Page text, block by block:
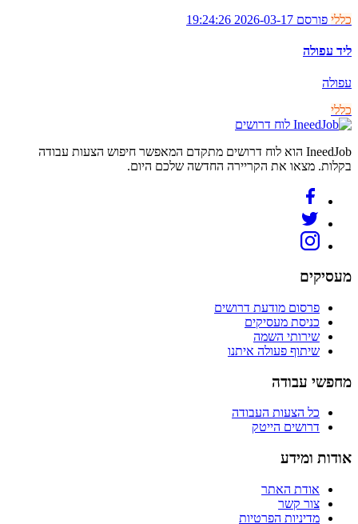
כללי פורסם 2026-03-17 19:24:26
ליד עפולה
עפולה
כללי
לוח דרושים
IneedJob הוא לוח דרושים מתקדם המאפשר חיפוש הצעות עבודה
בקלות. מצאו את הקריירה החדשה שלכם היום.
מעסיקים
פרסום מודעת דרושים
כניסת מעסיקים
שירותי השמה
שיתוף פעולה איתנו
מחפשי עבודה
כל הצעות העבודה
דרושים הייטק
אודות ומידע
אודת האתר
צור קשר
מדיניות הפרטיות